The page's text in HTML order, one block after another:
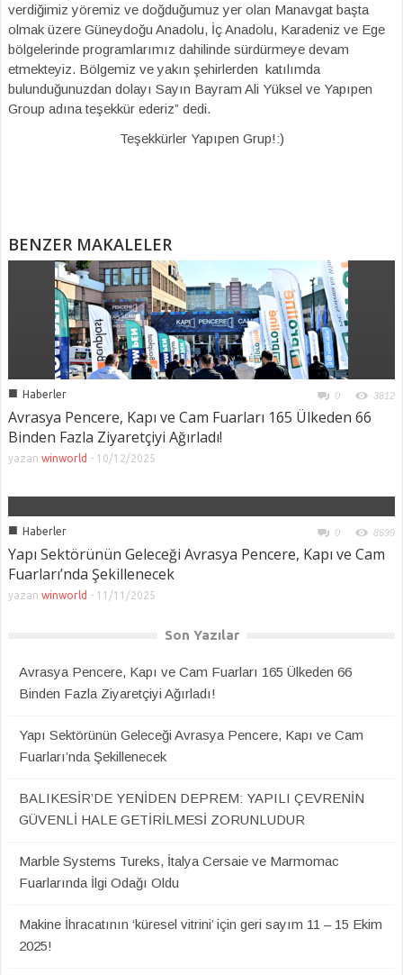
verdiğimiz yöremiz ve doğduğumuz yer olan Manavgat başta
olmak üzere Güneydoğu Anadolu, İç Anadolu, Karadeniz ve Ege
bölgelerinde programlarımız dahilinde sürdürmeye devam
etmekteyiz. Bölgemiz ve yakın şehirlerden katılımda
bulunduğunuzdan dolayı Sayın Bayram Ali Yüksel ve Yapıpen
Group adına teşekkür ederiz” dedi.
Teşekkürler Yapıpen Grup!:)
BENZER MAKALELER
■ Haberler 0 3812
Avrasya Pencere, Kapı ve Cam Fuarları 165 Ülkeden 66
Binden Fazla Ziyaretçiyi Ağırladı!
yazan winworld - 10/12/2025
■ Haberler 0 8599
Yapı Sektörünün Geleceği Avrasya Pencere, Kapı ve Cam
Fuarları’nda Şekillenecek
yazan winworld - 11/11/2025
Son Yazılar
Avrasya Pencere, Kapı ve Cam Fuarları 165 Ülkeden 66
Binden Fazla Ziyaretçiyi Ağırladı!
Yapı Sektörünün Geleceği Avrasya Pencere, Kapı ve Cam
Fuarları’nda Şekillenecek
BALIKESİR’DE YENİDEN DEPREM: YAPILI ÇEVRENİN
GÜVENLİ HALE GETİRİLMESİ ZORUNLUDUR
Marble Systems Tureks, İtalya Cersaie ve Marmomac
Fuarlarında İlgi Odağı Oldu
Makine İhracatının ‘küresel vitrini’ için geri sayım 11 – 15 Ekim
2025!